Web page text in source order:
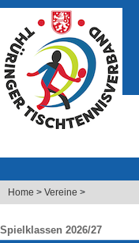
Home > Vereine >
Spielklassen 2026/27